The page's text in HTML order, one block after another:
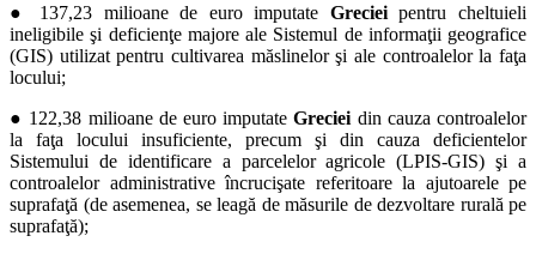
● 137,23 milioane de euro imputate Grecieipentru cheltuieli
ineligibile şi deficienţe majore ale Sistemul de informaţii geografice
(GIS) utilizat pentru cultivarea măslinelor şi ale controalelor la faţa
locului;
● 122,38 milioane de euro imputateGreciei din cauza controalelor
la faţa locului insuficiente, precum şi din cauza deficientelor
Sistemului de identificare a parcelelor agricole (LPIS-GIS) şi a
controalelor administrative încrucişate referitoare la ajutoarele pe
suprafaţă (de asemenea, se leagă de măsurile de dezvoltare rurală pe
suprafaţă);